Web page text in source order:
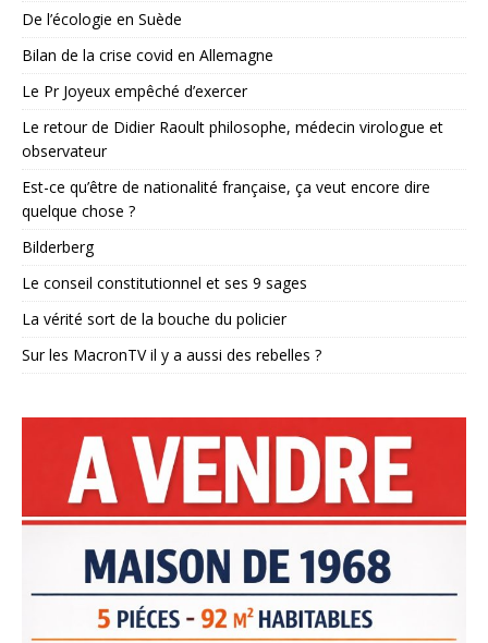
De l’écologie en Suède
Bilan de la crise covid en Allemagne
Le Pr Joyeux empêché d’exercer
Le retour de Didier Raoult philosophe, médecin virologue et
observateur
Est-ce qu’être de nationalité française, ça veut encore dire
quelque chose ?
Bilderberg
Le conseil constitutionnel et ses 9 sages
La vérité sort de la bouche du policier
Sur les MacronTV il y a aussi des rebelles ?